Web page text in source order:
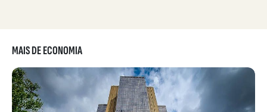
MAIS DE ECONOMIA